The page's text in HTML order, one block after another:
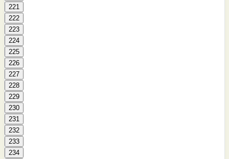
221
222
223
224
225
226
227
228
229
230
231
232
233
234